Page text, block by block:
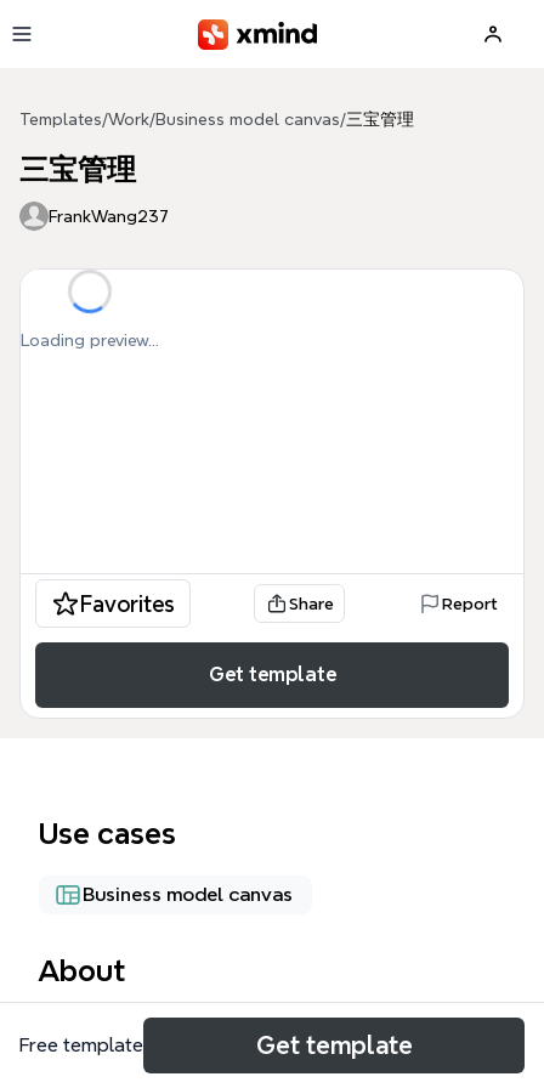
Templates/Work/Business model canvas/三宝管理
三宝管理
FrankWang237
Loading preview...
Favorites Share Report
Get template
Use cases
Business model canvas
About
三宝管理是一张面向奢侈品零售企业的管理思维导图模
板，涵盖供应商关系、员工激活与客户服务三大模块，
Free template Get template